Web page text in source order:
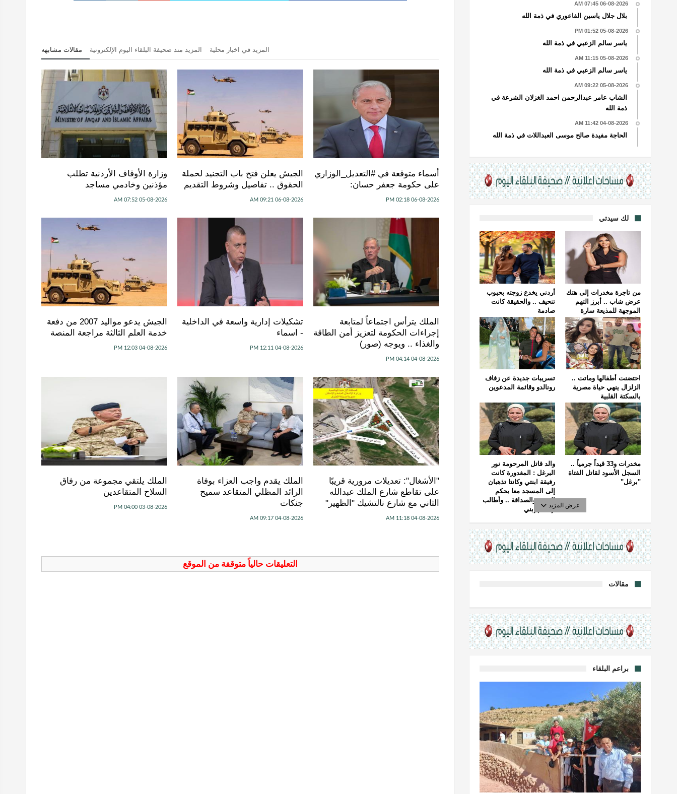
مقالات مشابهه المزيد منذ صحيفة البلقاء اليوم الإلكترونية المزيد في اخبار محلية
أسماء متوقعة في #التعديل_الوزاري
على حكومة جعفر حسان:
06-08-2026 02:18 PM
الجيش يعلن فتح باب التجنيد لحملة
الحقوق .. تفاصيل وشروط التقديم
06-08-2026 09:21 AM
وزارة الأوقاف الأردنية تطلب
مؤذنين وخادمي مساجد
05-08-2026 07:52 AM
الملك يترأس اجتماعاً لمتابعة
إجراءات الحكومة لتعزيز أمن الطاقة
والغذاء .. ويوجه (صور)
04-08-2026 04:14 PM
تشكيلات إدارية واسعة في الداخلية
- اسماء
04-08-2026 12:11 PM
الجيش يدعو مواليد 2007 من دفعة
خدمة العلم الثالثة مراجعة المنصة
04-08-2026 12:03 PM
"الأشغال": تعديلات مرورية قريبًا
على تقاطع شارع الملك عبدالله
الثاني مع شارع نالتشيك "الظهير"
04-08-2026 11:18 AM
الملك يقدم واجب العزاء بوفاة
الرائد المظلي المتقاعد سميح
جنكات
04-08-2026 09:17 AM
الملك يلتقي مجموعة من رفاق
السلاح المتقاعدين
03-08-2026 04:00 PM
التعليقات حالياً متوقفة من الموقع
06-08-2026 07:45 AM
بلال جلال ياسين الفاعوري في ذمة الله
05-08-2026 01:52 PM
ياسر سالم الزعبي في ذمة الله
05-08-2026 11:15 AM
ياسر سالم الزعبي في ذمة الله
05-08-2026 09:22 AM
الشاب عامر عبدالرحمن احمد الغزلان الشرعة في
ذمة الله
04-08-2026 11:42 AM
الحاجة مفيدة صالح موسى العبداللات في ذمة الله
لك سيدتي
أردني يخدع زوجته بحبوب
تنحيف .. والحقيقة كانت
صادمة
من تاجرة مخدرات إلى هتك
عرض شاب .. أبرز التهم
الموجهة للمذيعة سارة
خليفة
تسريبات جديدة عن زفاف
رونالدو وقائمة المدعوين
احتضنت أطفالها وماتت ..
الزلزال ينهي حياة مصرية
بالسكتة القلبية
والد قاتل المرحومة نور
البرغل : المغدورة كانت
رفيقة ابنتي وكانتا تذهبان
إلى المسجد معا بحكم
الجيرة والصداقة .. وأطالب
بإعدام إبني
مخدرات و33 قيداً جرمياً ..
السجل الأسود لقاتل الفتاة
"برغل"
عرض المزيد
مقالات
براعم البلقاء